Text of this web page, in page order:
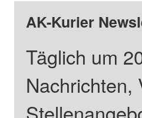
AK-Kurier
Täglich um
Nachrichten,